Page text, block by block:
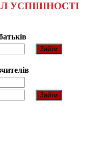
УСПІШНОСТІ